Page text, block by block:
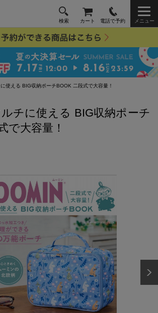
検索 カート 電話で予約 メニュー
使える BIG収納ポーチBOOK 二段式で大容量！
チに使える BIG収納ポーチ
で大容量！